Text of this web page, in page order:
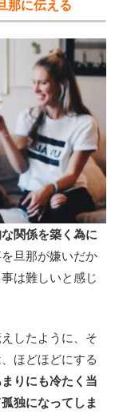
那に伝える
関係を築く為に
旦那が嫌いだか
は難しいと感じ
したように、そ
ほどほどにする
りにも冷たく当
独になってしま